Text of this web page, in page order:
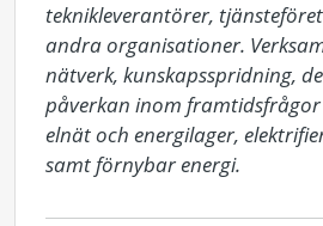
teknikleverantörer,
andra organisationer.
nätverk, kunskapsspridning,
påverkan inom
elnät och energilager,
samt förnybar energi.